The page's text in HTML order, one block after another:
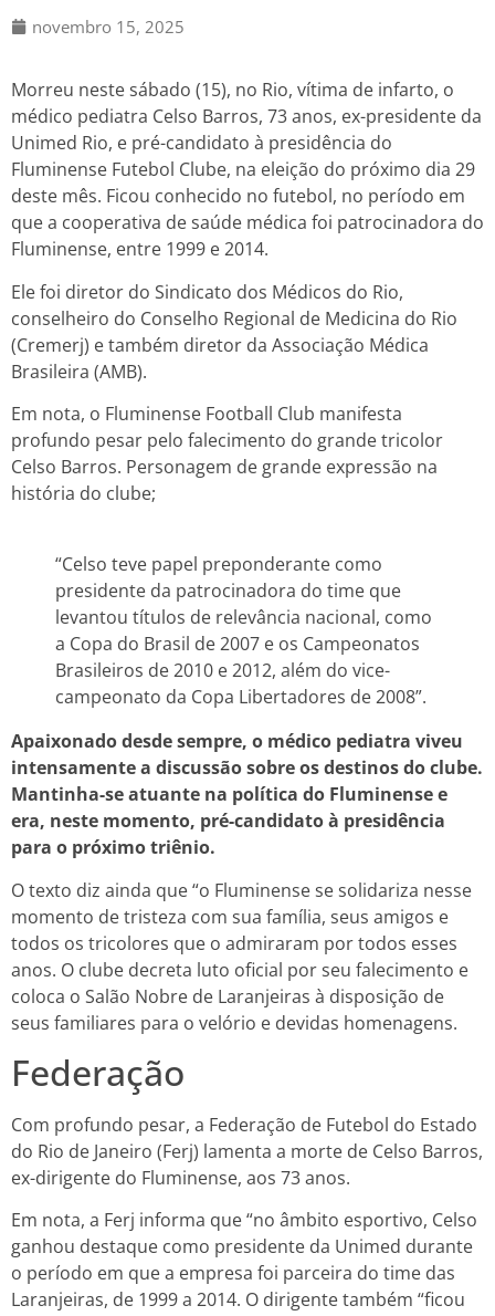
novembro 15, 2025
Morreu neste sábado (15), no Rio, vítima de infarto, o
médico pediatra Celso Barros, 73 anos, ex-presidente da
Unimed Rio, e pré-candidato à presidência do
Fluminense Futebol Clube, na eleição do próximo dia 29
deste mês. Ficou conhecido no futebol, no período em
que a cooperativa de saúde médica foi patrocinadora do
Fluminense, entre 1999 e 2014.
Ele foi diretor do Sindicato dos Médicos do Rio,
conselheiro do Conselho Regional de Medicina do Rio
(Cremerj) e também diretor da Associação Médica
Brasileira (AMB).
Em nota, o Fluminense Football Club manifesta
profundo pesar pelo falecimento do grande tricolor
Celso Barros. Personagem de grande expressão na
história do clube;
“Celso teve papel preponderante como
presidente da patrocinadora do time que
levantou títulos de relevância nacional, como
a Copa do Brasil de 2007 e os Campeonatos
Brasileiros de 2010 e 2012, além do vice-
campeonato da Copa Libertadores de 2008”.
Apaixonado desde sempre, o médico pediatra viveu
intensamente a discussão sobre os destinos do clube.
Mantinha-se atuante na política do Fluminense e
era, neste momento, pré-candidato à presidência
para o próximo triênio.
O texto diz ainda que “o Fluminense se solidariza nesse
momento de tristeza com sua família, seus amigos e
todos os tricolores que o admiraram por todos esses
anos. O clube decreta luto oficial por seu falecimento e
coloca o Salão Nobre de Laranjeiras à disposição de
seus familiares para o velório e devidas homenagens.
Federação
Com profundo pesar, a Federação de Futebol do Estado
do Rio de Janeiro (Ferj) lamenta a morte de Celso Barros,
ex-dirigente do Fluminense, aos 73 anos.
Em nota, a Ferj informa que “no âmbito esportivo, Celso
ganhou destaque como presidente da Unimed durante
o período em que a empresa foi parceira do time das
Laranjeiras, de 1999 a 2014. O dirigente também “ficou